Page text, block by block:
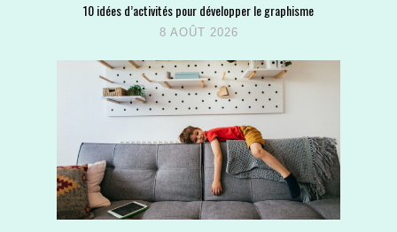
10 idées d’activités pour développer le graphisme
8 AOÛT 2026